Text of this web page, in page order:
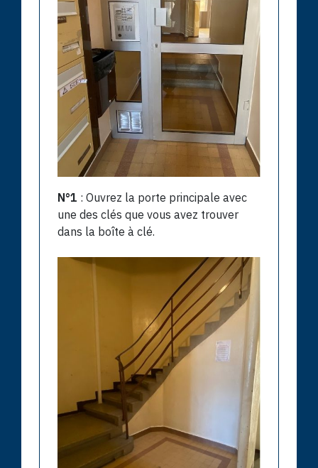
N°1 : Ouvrez la porte principale avec
une des clés que vous avez trouver
dans la boîte à clé.